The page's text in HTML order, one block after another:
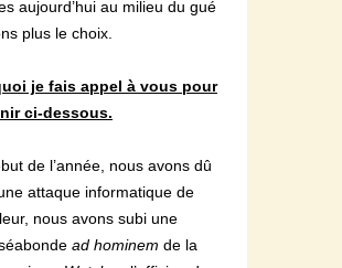
aujourd’hui au milieu du gué
plus le choix.
je fais appel à vous pour
ci-dessous.
de l’année, nous avons dû
attaque informatique de
nous avons subi une
ad hominem de la